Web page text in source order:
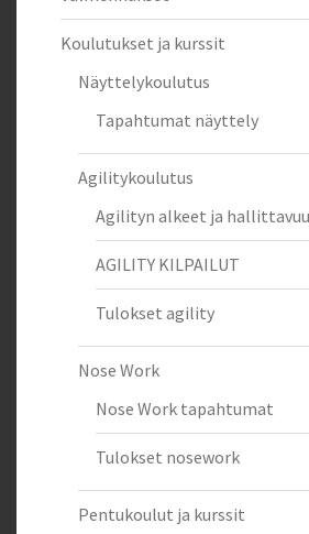
Koulutukset ja kurssit
Näyttelykoulutus
Tapahtumat näyttely
Agilitykoulutus
Agilityn alkeet ja
AGILITY KILPAILUT
Tulokset agility
Nose Work
Nose Work tapahtumat
Tulokset nosework
Pentukoulut ja kurssit